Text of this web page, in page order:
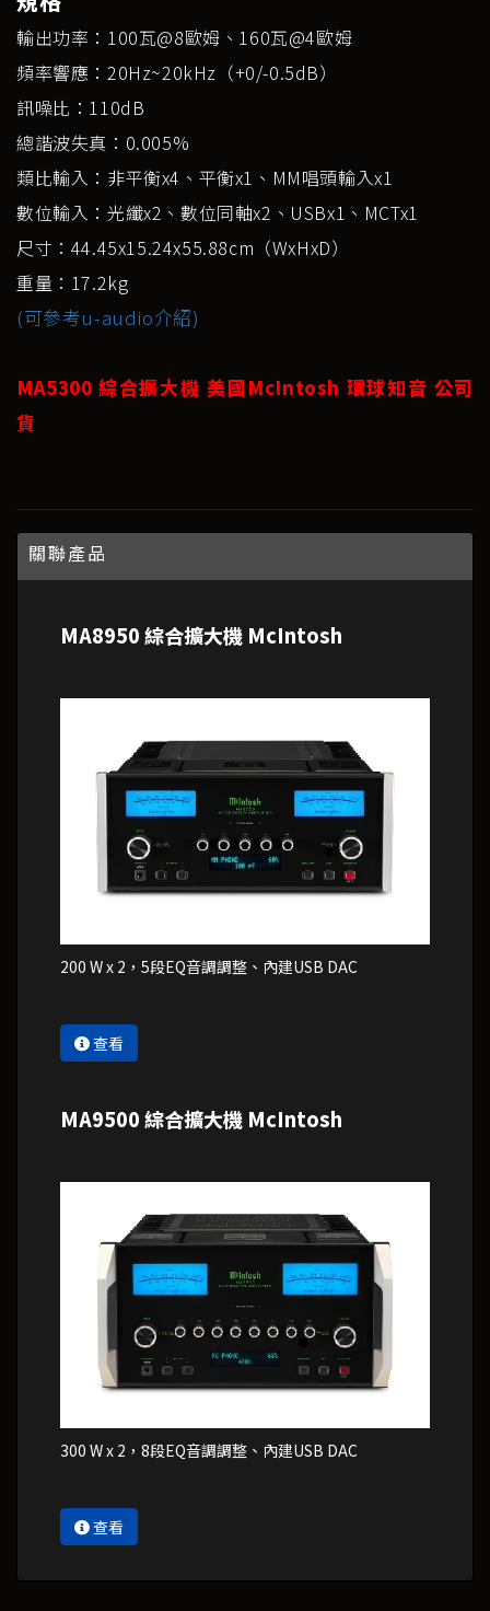
輸出功率：100瓦@8歐姆、160瓦@4歐姆
頻率響應：20Hz~20kHz（+0/-0.5dB）
訊噪比：110dB
總諧波失真：0.005%
類比輸入：非平衡x4、平衡x1、MM唱頭輸入x1
數位輸入：光纖x2、數位同軸x2、USBx1、MCTx1
尺寸：44.45x15.24x55.88cm（WxHxD）
重量：17.2kg
(可參考u-audio介紹)
MA5300 綜合擴大機 美國McIntosh 環球知音 公司
貨
關聯產品
200 W x 2，5段EQ音調調整、內建USB DAC
查看
MA8950 綜合擴大機 McIntosh
300 W x 2，8段EQ音調調整、內建USB DAC
查看
MA9500 綜合擴大機 McIntosh